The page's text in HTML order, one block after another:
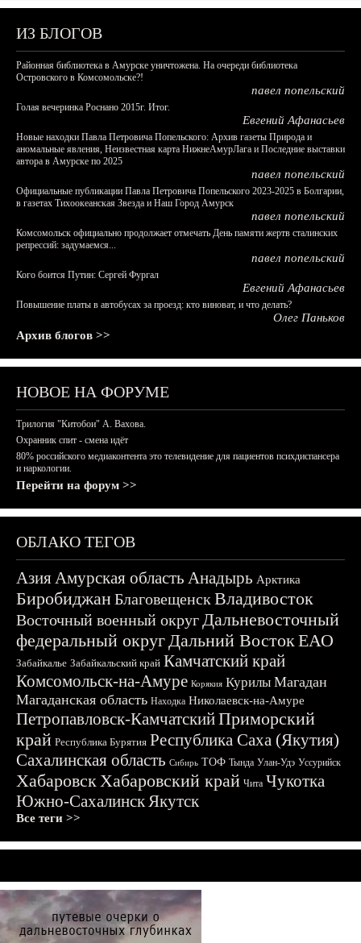
ИЗ БЛОГОВ
Районная библиотека в Амурске уничтожена. На очереди библиотека
Островского в Комсомольске?!
павел попельский
Голая вечеринка Роснано 2015г. Итог.
Евгений Афанасьев
Новые находки Павла Петровича Попельского: Архив газеты Природа и
аномальные явления, Неизвестная карта НижнеАмурЛага и Последние выставки
автора в Амурске по 2025
павел попельский
Официальные публикации Павла Петровича Попельского 2023-2025 в Болгарии,
в газетах Тихоокеанская Звезда и Наш Город Амурск
павел попельский
Комсомольск официально продолжает отмечать День памяти жертв сталинских
репрессий: задумаемся...
павел попельский
Кого боится Путин: Сергей Фургал
Евгений Афанасьев
Повышение платы в автобусах за проезд: кто виноват, и что делать?
Олег Паньков
Архив блогов >>
НОВОЕ НА ФОРУМЕ
Трилогия "Китобои" А. Вахова.
Охранник спит - смена идёт
80% российского медиаконтента это телевидение для пациентов психдиспансера
и наркологии.
Перейти на форум >>
ОБЛАКО ТЕГОВ
АзияАмурская область Анадырь Арктика
БиробиджанБлаговещенскВладивосток
Восточный военный округДальневосточный
федеральный округДальний ВостокЕАО
Забайкалье Забайкальский край Камчатский край
Комсомольск-на-Амуре Корякия Курилы Магадан
Магаданская область Находка Николаевск-на-Амуре
Петропавловск-КамчатскийПриморский
край Республика Бурятия Республика Саха (Якутия)
Сахалинская область Сибирь ТОФ Тында Улан-Удэ Уссурийск
ХабаровскХабаровский край Чита Чукотка
Южно-СахалинскЯкутск
Все теги >>